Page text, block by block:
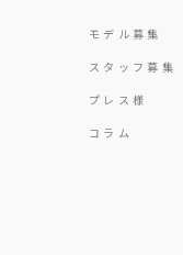
モデル募集
スタッフ募集
プレス様
コラム